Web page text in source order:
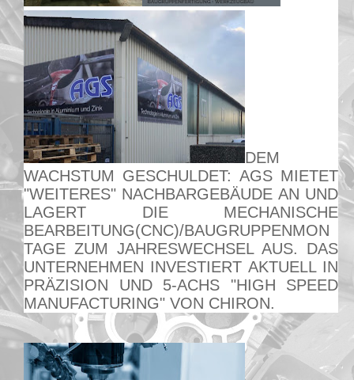
DEM
WACHSTUM GESCHULDET: AGS MIETET
"WEITERES" NACHBARGEBÄUDE AN UND
LAGERT DIE MECHANISCHE
BEARBEITUNG(CNC)/BAUGRUPPENMON
TAGE ZUM JAHRESWECHSEL AUS. DAS
UNTERNEHMEN INVESTIERT AKTUELL IN
PRÄZISION UND 5-ACHS "HIGH SPEED
MANUFACTURING" VON CHIRON.